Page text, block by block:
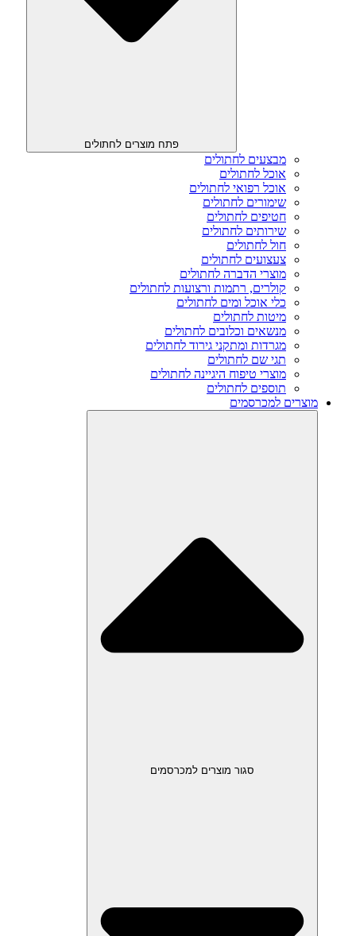
פתח מוצרים לחתולים
מבצעים לחתולים
אוכל לחתולים
אוכל רפואי לחתולים
שימורים לחתולים
חטיפים לחתולים
שירותים לחתולים
חול לחתולים
צעצועים לחתולים
מוצרי הדברה לחתולים
קולרים, רתמות ורצועות לחתולים
כלי אוכל ומים לחתולים
מיטות לחתולים
מנשאים וכלובים לחתולים
מגרדות ומתקני גירוד לחתולים
תגי שם לחתולים
מוצרי טיפוח היגיינה לחתולים
תוספים לחתולים
מוצרים למכרסמים
סגור מוצרים למכרסמים